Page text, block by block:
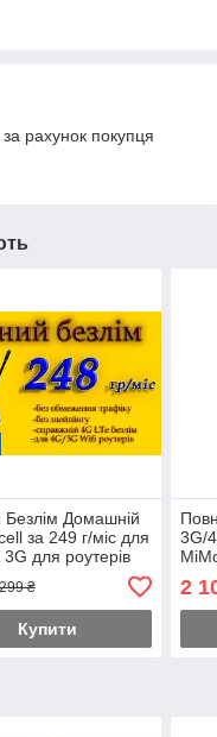
рахунок покупця
Безлім Домашній
за 249 г/міс для
для роутерів
₴
Купити
3G/
2